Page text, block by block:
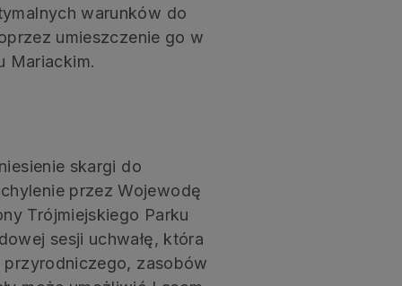
warunków do
umieszczenie go w
Mariackim.
skargi do
przez Wojewodę
Trójmiejskiego Parku
sesji uchwałę, która
zasobów